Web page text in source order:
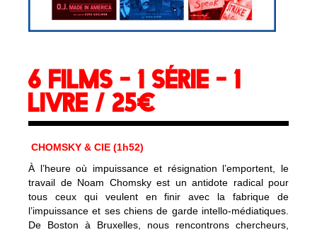
6 FILMS - 1 SÉRIE - 1
LIVRE / 25€
CHOMSKY & CIE (1h52)
À l’heure où impuissance et résignation l’emportent, le
travail de Noam Chomsky est un antidote radical pour
tous ceux qui veulent en finir avec la fabrique de
l’impuissance et ses chiens de garde intello-médiatiques.
De Boston à Bruxelles, nous rencontrons chercheurs,